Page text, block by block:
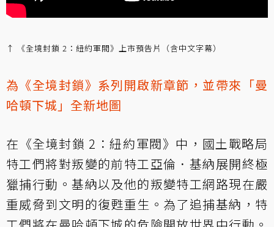
↑ 《全境封鎖 2：紐約軍閥》上市預告片（含中文字幕）
為《全境封鎖》系列開啟新章節，並帶來「曼
哈頓下城」全新地圖
在《全境封鎖 2：紐約軍閥》中，國土戰略局
特工們將對叛變的前特工亞倫．基納展開終極
獵捕行動。基納以及他的叛變特工網路現在嚴
重威脅到文明的復甦重生。為了追捕基納，特